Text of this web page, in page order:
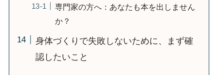
専門家の方へ：あなたも本を出しません
か？
身体づくりで失敗しないために、まず確
認したいこと